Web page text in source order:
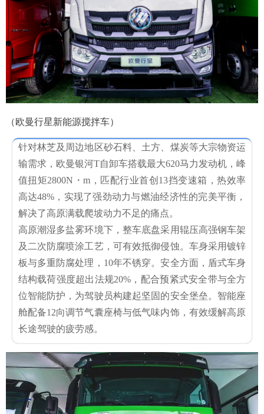
（欧曼行星新能源搅拌车）
针对林芝及周边地区砂石料、土方、煤炭等大宗物资运
输需求，欧曼银河T自卸车搭载最大620马力发动机，峰
值扭矩2800N・m，匹配行业首创13挡变速箱，热效率
高达48%，实现了强劲动力与燃油经济性的完美平衡，
解决了高原满载爬坡动力不足的痛点。
高原潮湿多盐雾环境下，整车底盘采用辊压高强钢车架
及二次防腐喷涂工艺，可有效抵御侵蚀。车身采用镀锌
板与多重防腐处理，10年不锈穿。安全方面，盾式车身
结构载荷强度超出法规20%，配合预紧式安全带与全方
位智能防护，为驾驶员构建起坚固的安全堡垒。智能座
舱配备12向调节气囊座椅与低气味内饰，有效缓解高原
长途驾驶的疲劳感。